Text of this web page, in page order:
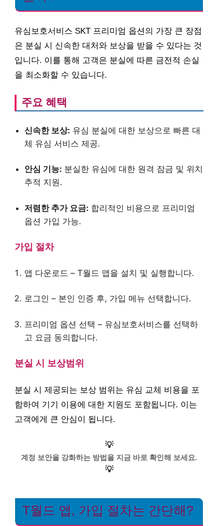
유심보호서비스 SKT 프리미엄 옵션의 가장 큰 장점
은 분실 시 신속한 대처와 보상을 받을 수 있다는 것
입니다. 이를 통해 고객은 분실에 따른 금전적 손실
을 최소화할 수 있습니다.
주요 혜택
신속한 보상: 유심 분실에 대한 보상으로 빠른 대
체 유심 서비스 제공.
안심 기능: 분실한 유심에 대한 원격 잠금 및 위치
추적 지원.
저렴한 추가 요금: 합리적인 비용으로 프리미엄
옵션 가입 가능.
가입 절차
앱 다운로드 – T월드 앱을 설치 및 실행합니다.
로그인 – 본인 인증 후, 가입 메뉴 선택합니다.
프리미엄 옵션 선택 – 유심보호서비스를 선택하
고 요금 동의합니다.
분실 시 보상범위
분실 시 제공되는 보상 범위는 유심 교체 비용을 포
함하여 기기 이용에 대한 지원도 포함됩니다. 이는
고객에게 큰 안심이 됩니다.
💡
계정 보안을 강화하는 방법을 지금 바로 확인해 보세요.
💡
T월드 앱, 가입 절차는 간단해?